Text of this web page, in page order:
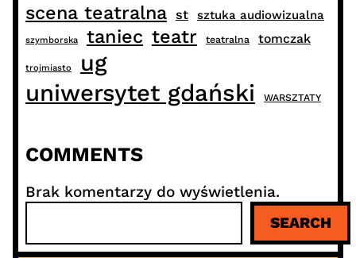
scena teatralna st sztuka audiowizualna
szymborska taniec teatr teatralna tomczak
trojmiasto
ug
uniwersytet gdański
WARSZTATY
COMMENTS
Brak komentarzy do wyświetlenia.
u
SEARCH